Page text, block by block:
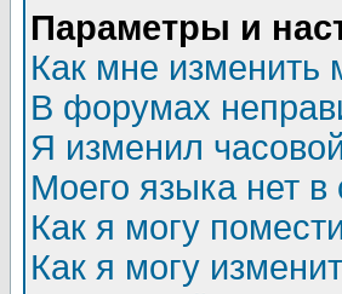
Параметры и
Как мне изменить
В форумах
Я изменил
Моего языка нет в
Как я могу
Как я могу